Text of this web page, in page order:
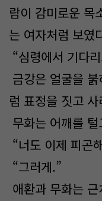
람이 감미로운 목
는 여자처럼 보였
“심령에서 기다
금강은 얼굴을
럼 표정을 짓고
무화는 어깨를 털
“너도 이제 피곤
“그러게.”
애환과 무화는